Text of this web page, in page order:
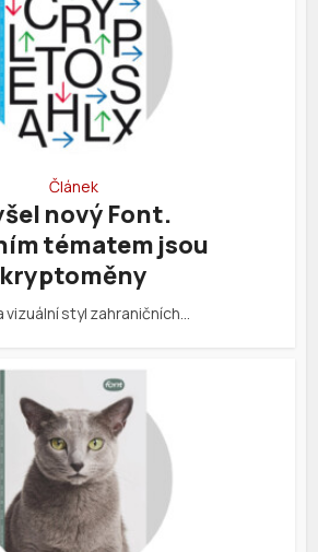
Článek
nový Font.
tématem jsou
kryptoměny
vizuální styl zahraničních…